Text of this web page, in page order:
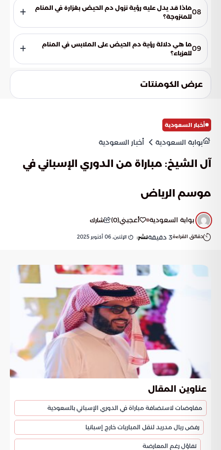
رمزًا للتطهر والتجديد، وقد يعني بداية مرحلة جديدة من حياتها أكثر
صفاءً وسعادة.08ماذا قد يدل عليه رؤية نزول دم الحيض بغزارة في المنام
للمتزوجة؟
أو المهنية.
09ما هي دلالة رؤية دم الحيض على الملابس في المنام
للعزباء؟
عرض الكومنتات
أخبار السعودية
بوابة السعودية أخبار السعودية
آل الشيخ: مباراة من الدوري الإسباني في
موسم الرياض
بوابة السعودية أعجبني(
0
) شارك
دقائق القراءة3 دقيقةنشر: الإثنين, 06 أكتوبر 2025
عناوين المقال
مفاوضات لاستضافة مباراة في الدوري الإسباني بالسعودية
رفض ريال مدريد لنقل المباريات خارج إسبانيا
تفاؤل رغم المعارضة